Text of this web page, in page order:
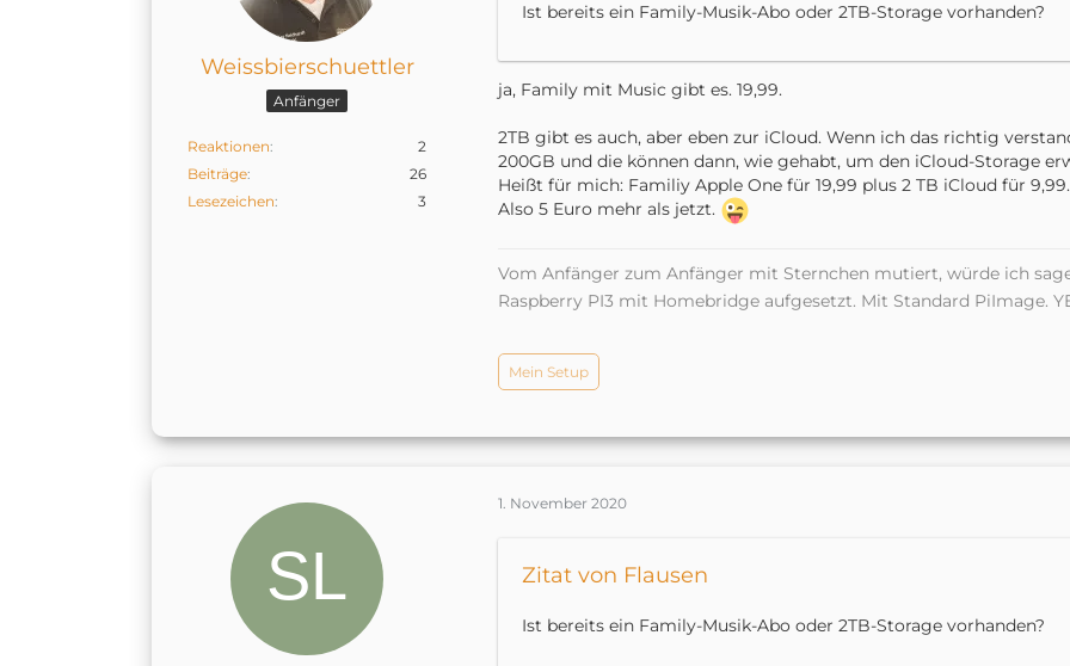
Weissbierschuettler
Anfänger
Reaktionen
2
Beiträge
26
Lesezeichen
3
Ist bereits ein Family-Musik-Abo oder 2TB-Storage vorhanden?
ja, Family mit Music gibt es. 19,99.
2TB gibt es auch, aber eben zur iCloud. Wenn ich das richtig
200GB und die können dann, wie gehabt, um den iCloud-Storage
Heißt für mich: Familiy Apple One für 19,99 plus 2 TB iCloud für 9,99.
Also 5 Euro mehr als jetzt.
Vom Anfänger zum Anfänger mit Sternchen mutiert, würde ich
Raspberry PI3 mit Homebridge aufgesetzt. Mit Standard PiImage.
Mein Setup
1. November 2020
Zitat von Flausen
Ist bereits ein Family-Musik-Abo oder 2TB-Storage vorhanden?